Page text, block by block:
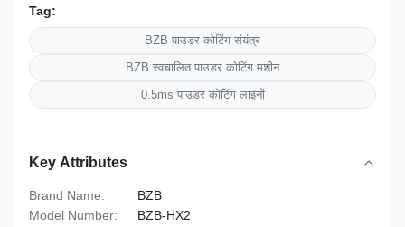
Tag:
BZB पाउडर कोटिंग संयंत्र
BZB स्वचालित पाउडर कोटिंग मशीन
0.5ms पाउडर कोटिंग लाइनों
Key Attributes
Brand Name:
BZB
Model Number:
BZB-HX2